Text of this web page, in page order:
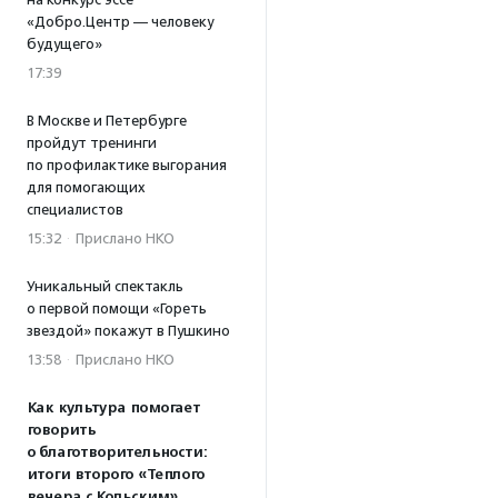
«Добро.Центр — человеку
будущего»
17:39
В Москве и Петербурге
пройдут тренинги
по профилактике выгорания
для помогающих
специалистов
15:32 · Прислано НКО
Уникальный спектакль
о первой помощи «Гореть
звездой» покажут в Пушкино
13:58 · Прислано НКО
Как культура помогает
говорить
о благотворительности:
итоги второго «Теплого